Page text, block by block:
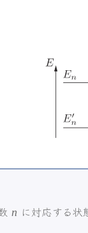
n に対応する状